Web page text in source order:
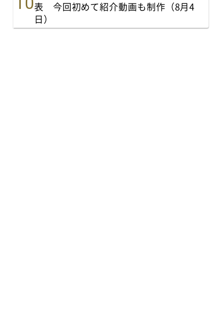
表 今回初めて紹介動画も制作（8月4
日）